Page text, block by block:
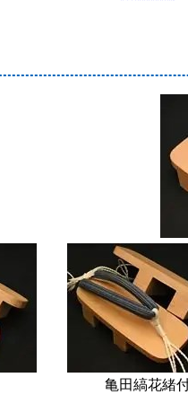
亀田縞花緒